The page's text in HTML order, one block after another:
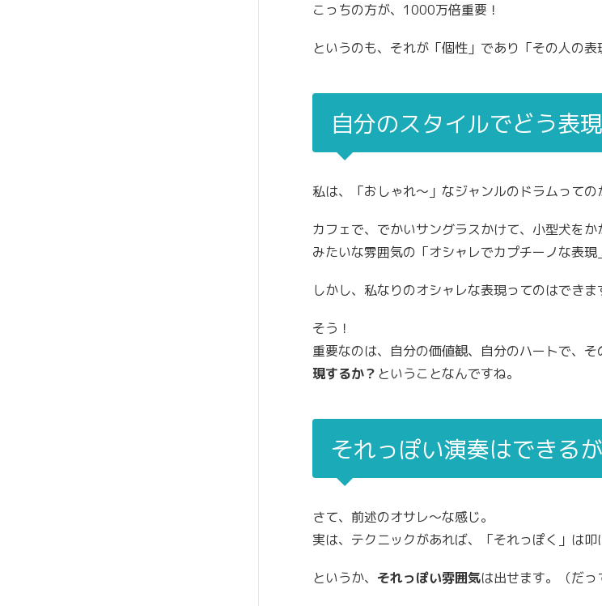
こっちの方が、1000万倍重要！
というのも、それが「個性」であり「その人の表
自分のスタイルでどう表
私は、「おしゃれ～」なジャンルのドラムっての
カフェで、でかいサングラスかけて、小型犬を
みたいな雰囲気の「オシャレでカプチーノな表現
しかし、私なりのオシャレな表現ってのはできま
そう！
重要なのは、自分の価値観、自分のハートで、そ
現するか？ ということなんですね。
それっぽい演奏はできる
さて、前述のオサレ〜な感じ。
実は、テクニックがあれば、「それっぽく」は叩
というか、 それっぽい雰囲気は出せます。（だっ